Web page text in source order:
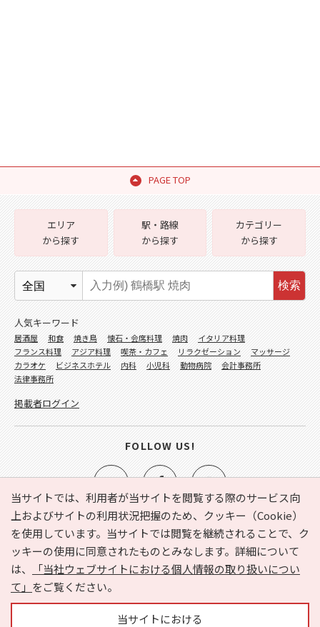
PAGE TOP
当サイトでは、利用者が当サイトを閲覧する際のサービス向
上およびサイトの利用状況把握のため、クッキー（Cookie）
を使用しています。当サイトでは閲覧を継続されることで、ク
ッキーの使用に同意されたものとみなします。詳細について
は、
「当社ウェブサイトにおける個人情報の取り扱いについ
て」 をご覧ください。
当サイトにおける
e-NAVITA（イーナビタ）とは？ お気に入り
ヘルプ
利用規約
個人情報の取り扱いについて
運営会社
サイトマップ
広告掲載に関するお問い合わせ
エリア
から探す
駅・路線
から探す
カテゴリー
から探す
検索
人気キーワード
居酒屋 和食 焼き鳥 懐石・会席料理 焼肉
イタリア料理
フランス料理
アジア料理 喫茶・カフェ リラクゼーション
マッサージ
カラオケ
ビジネスホテル 内科 小児科 動物病院
会計事務所
法律事務所
掲載者ログイン
FOLLOW US!